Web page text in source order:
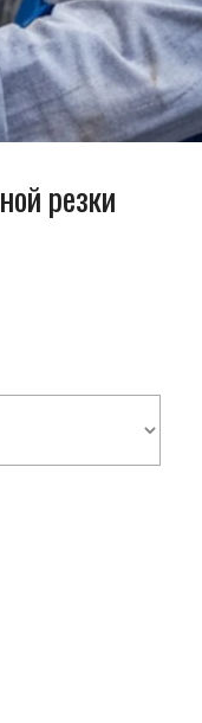
резки